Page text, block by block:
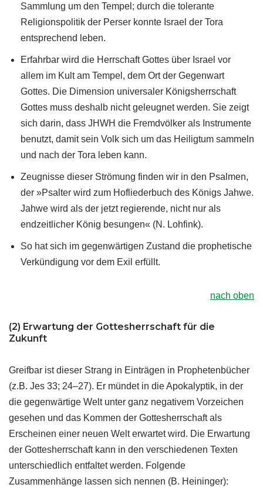
Sammlung um den Tempel; durch die tolerante
Religionspolitik der Perser konnte Israel der Tora
entsprechend leben.
Erfahrbar wird die Herrschaft Gottes über Israel vor
allem im Kult am Tempel, dem Ort der Gegenwart
Gottes. Die Dimension universaler Königsherrschaft
Gottes muss deshalb nicht geleugnet werden. Sie zeigt
sich darin, dass JHWH die Fremdvölker als Instrumente
benutzt, damit sein Volk sich um das Heiligtum sammeln
und nach der Tora leben kann.
Zeugnisse dieser Strömung finden wir in den Psalmen,
der »Psalter wird zum Hofliederbuch des Königs Jahwe.
Jahwe wird als der jetzt regierende, nicht nur als
endzeitlicher König besungen« (N. Lohfink).
So hat sich im gegenwärtigen Zustand die prophetische
Verkündigung vor dem Exil erfüllt.
nach oben
(2) Erwartung der Gottesherrschaft für die
Zukunft
Greifbar ist dieser Strang in Einträgen in Prophetenbücher
(z.B. Jes 33; 24–27). Er mündet in die Apokalyptik, in der
die gegenwärtige Welt unter ganz negativem Vorzeichen
gesehen und das Kommen der Gottesherrschaft als
Erscheinen einer neuen Welt erwartet wird. Die Erwartung
der Gottesherrschaft kann in den verschiedenen Texten
unterschiedlich entfaltet werden. Folgende
Zusammenhänge lassen sich nennen (B. Heininger):